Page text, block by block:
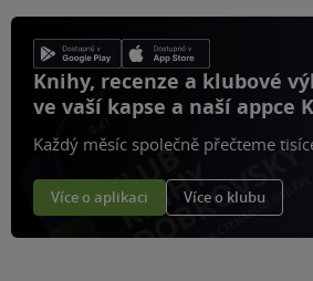
Knihy, recenze a klubové
ve vaší kapse a naší appce
Každý měsíc společně přečteme
Více o aplikaci Více o klubu